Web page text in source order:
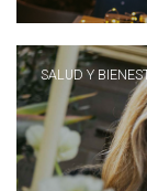
SALUD Y